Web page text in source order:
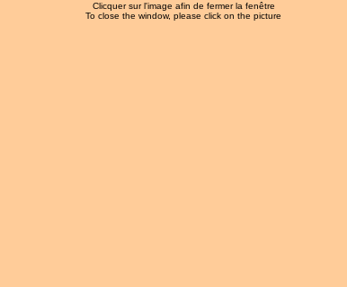
Clicquer sur l'image afin de fermer la fenêtre
To close the window, please click on the picture